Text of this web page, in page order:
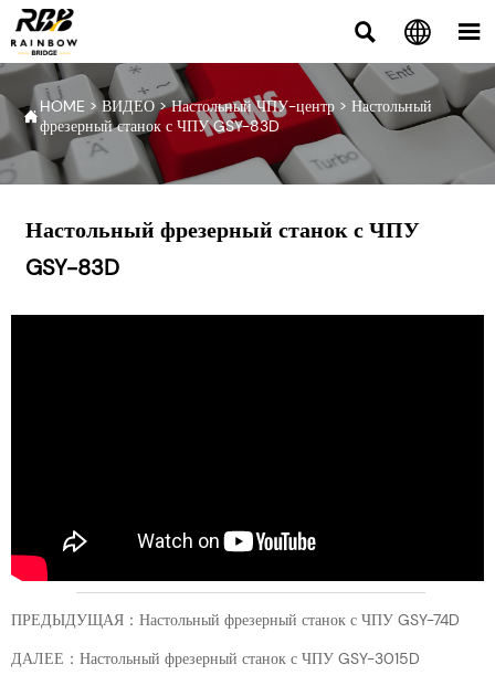
  
HOME >ВИДЕО>Настольный ЧПУ-центр > Настольный
фрезерный станок с ЧПУ GSY-83D
Настольный фрезерный станок с ЧПУ
GSY-83D
ПРЕДЫДУЩАЯ： Настольный фрезерный станок с ЧПУ GSY-74D
ДАЛЕЕ： Настольный фрезерный станок с ЧПУ GSY-3015D